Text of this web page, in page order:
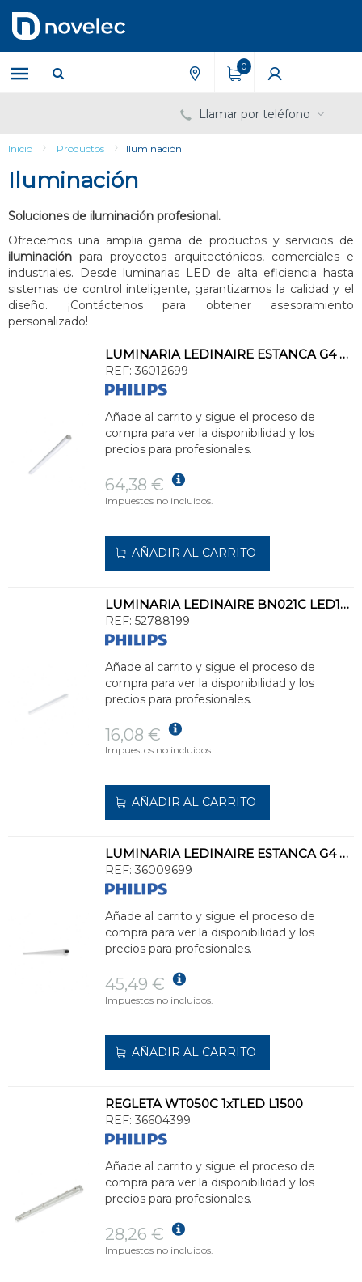
contenido
menú
de
navegación
0
Llamar por teléfono
Inicio Productos Iluminación
Iluminación
Soluciones de iluminación profesional.
Ofrecemos una amplia gama de productos y servicios de
iluminación para proyectos arquitectónicos, comerciales e
industriales. Desde luminarias LED de alta eficiencia hasta
sistemas de control inteligente, garantizamos la calidad y el
diseño. ¡Contáctenos para obtener asesoramiento
personalizado!
LUMINARIA LEDINAIRE ESTANCA G4 WT060C LED56S/840 PSU TW1 L1500
REF: 36012699
Añade al carrito y sigue el proceso de
compra para ver la disponibilidad y los
precios para profesionales.
64,38 €
Impuestos no incluidos.
AÑADIR AL CARRITO
LUMINARIA LEDINAIRE BN021C LED15S/840 L900
REF: 52788199
Añade al carrito y sigue el proceso de
compra para ver la disponibilidad y los
precios para profesionales.
16,08 €
Impuestos no incluidos.
AÑADIR AL CARRITO
LUMINARIA LEDINAIRE ESTANCA G4 WT060C LED36S/840 PSU L1200
REF: 36009699
Añade al carrito y sigue el proceso de
compra para ver la disponibilidad y los
precios para profesionales.
45,49 €
Impuestos no incluidos.
AÑADIR AL CARRITO
REGLETA WT050C 1xTLED L1500
REF: 36604399
Añade al carrito y sigue el proceso de
compra para ver la disponibilidad y los
precios para profesionales.
28,26 €
Impuestos no incluidos.